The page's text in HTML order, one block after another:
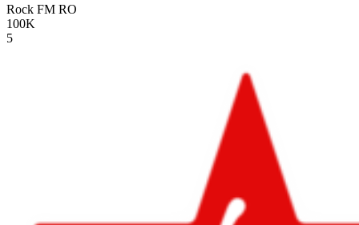
Rock FM RO
100K
5